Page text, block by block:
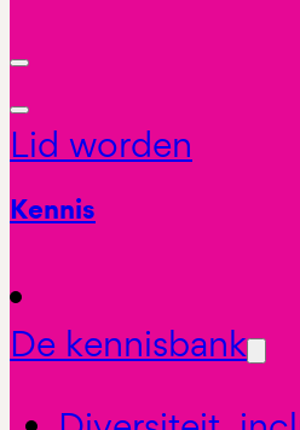
Lid worden
Kennis
De kennisbank